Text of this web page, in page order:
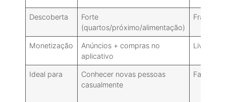
Descoberta
Forte
(quartos/próximo/alimentação)
Fraco
Monetização
Anúncios + compras no
aplicativo
Livre
Ideal para
Conhecer novas pessoas
casualmente
Família/